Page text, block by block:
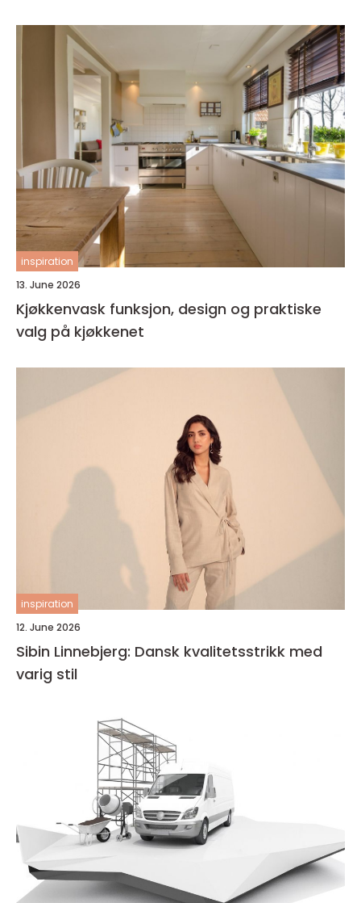
inspiration
13. June 2026
Kjøkkenvask funksjon, design og praktiske
valg på kjøkkenet
inspiration
12. June 2026
Sibin Linnebjerg: Dansk kvalitetsstrikk med
varig stil